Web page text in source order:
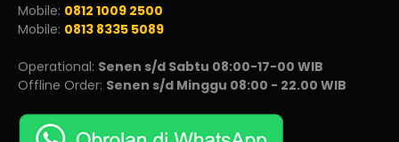
Mobile: 0812 1009 2500
Mobile: 0813 8335 5089
Operational: Senen s/d Sabtu 08:00-17-00 WIB
Offline Order: Senen s/d Minggu 08:00 - 22.00 WIB